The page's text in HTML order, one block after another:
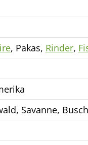
, Pakas, Rinder,
Savanne,